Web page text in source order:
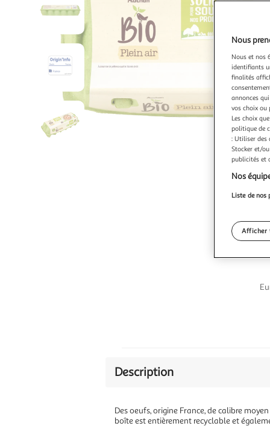
Description
Des oeufs, origine France, de calibre
boîte est entièrement recyclable et
Nous
Nous et nos
identifiants
finalités
annonces
vos choix ou
Les choix
politique de
: Utiliser des
Stocker et/
publicités et
Nos
Liste de nos
Afficher